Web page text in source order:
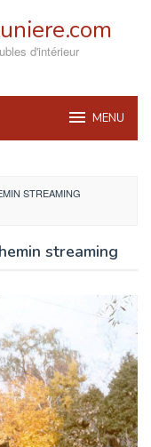
d'intérieur
MENU
STREAMING
streaming